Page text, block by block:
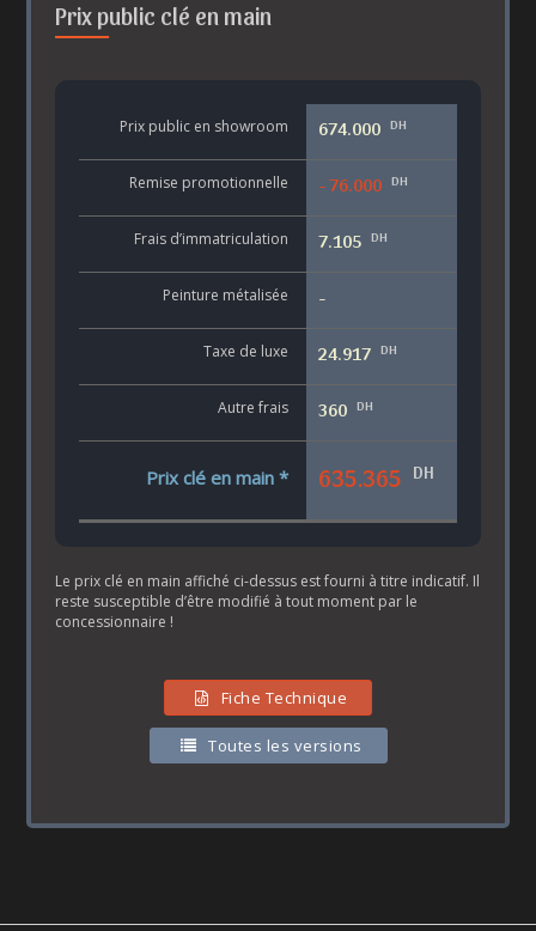
Prix public clé en main
Prix public en showroom 674.000 DH
Remise promotionnelle - 76.000 DH
Frais d’immatriculation 7.105 DH
Peinture métalisée -
Taxe de luxe 24.917 DH
Autre frais 360 DH
Prix clé en main * 635.365 DH
Le prix clé en main affiché ci-dessus est fourni à titre indicatif. Il
reste susceptible d’être modifié à tout moment par le
concessionnaire !
Fiche Technique
Toutes les versions